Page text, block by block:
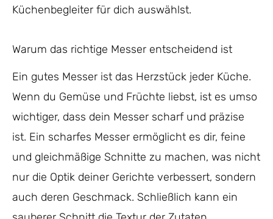
Küchenbegleiter für dich auswählst.
Warum das richtige Messer entscheidend ist
Ein gutes Messer ist das Herzstück jeder Küche.
Wenn du Gemüse und Früchte liebst, ist es umso
wichtiger, dass dein Messer scharf und präzise
ist. Ein scharfes Messer ermöglicht es dir, feine
und gleichmäßige Schnitte zu machen, was nicht
nur die Optik deiner Gerichte verbessert, sondern
auch deren Geschmack. Schließlich kann ein